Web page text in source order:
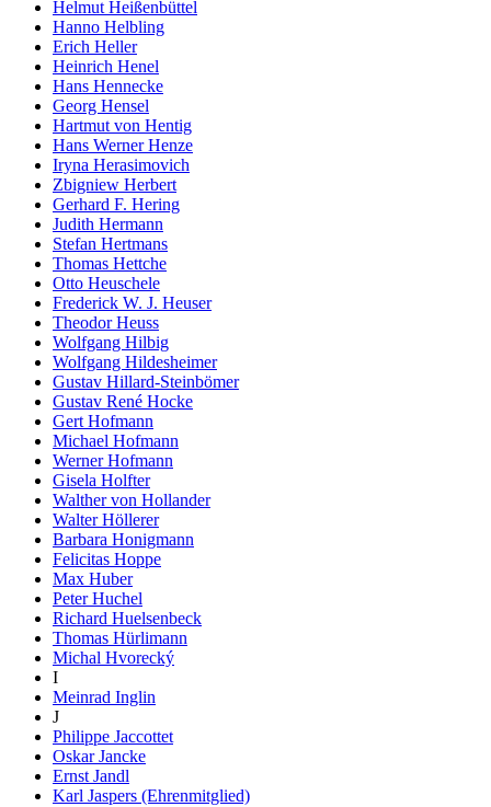
Helmut Heißenbüttel
Hanno Helbling
Erich Heller
Heinrich Henel
Hans Hennecke
Georg Hensel
Hartmut von Hentig
Hans Werner Henze
Iryna Herasimovich
Zbigniew Herbert
Gerhard F. Hering
Judith Hermann
Stefan Hertmans
Thomas Hettche
Otto Heuschele
Frederick W. J. Heuser
Theodor Heuss
Wolfgang Hilbig
Wolfgang Hildesheimer
Gustav Hillard-Steinbömer
Gustav René Hocke
Gert Hofmann
Michael Hofmann
Werner Hofmann
Gisela Holfter
Walther von Hollander
Walter Höllerer
Barbara Honigmann
Felicitas Hoppe
Max Huber
Peter Huchel
Richard Huelsenbeck
Thomas Hürlimann
Michal Hvorecký
I
Meinrad Inglin
J
Philippe Jaccottet
Oskar Jancke
Ernst Jandl
Karl Jaspers (Ehrenmitglied)